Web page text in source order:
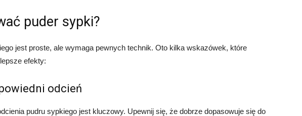
puder sypki?
jest proste, ale wymaga pewnych technik. Oto kilka wskazówek, które
efekty:
odcień
pudru sypkiego jest kluczowy. Upewnij się, że dobrze dopasowuje się do